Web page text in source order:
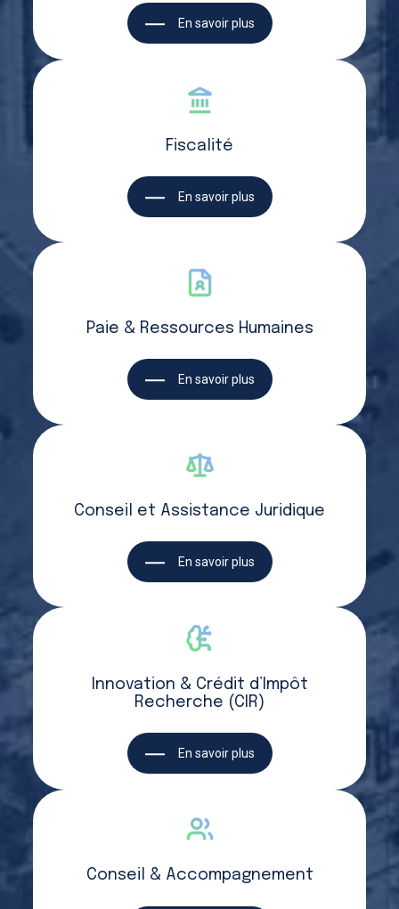
En savoir plus
Fiscalité
En savoir plus
Paie & Ressources Humaines
En savoir plus
Conseil et Assistance Juridique
En savoir plus
Innovation & Crédit d’Impôt
Recherche (CIR)
En savoir plus
Conseil & Accompagnement